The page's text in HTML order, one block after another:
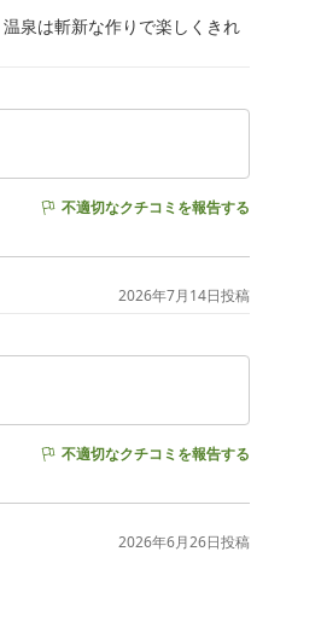
泉は斬新な作りで楽しくきれ
不適切なクチコミを報告する
2026年7月14日投稿
不適切なクチコミを報告する
2026年6月26日投稿